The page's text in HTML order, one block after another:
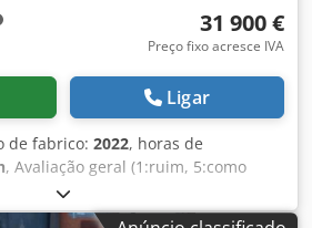
31 900 €
Preço fixo acresce IVA
Ligar
de fabrico: 2022, horas de
, Avaliação geral (1:ruim, 5:como
Akwjf ---- Novo, em
de segurança e saúde no